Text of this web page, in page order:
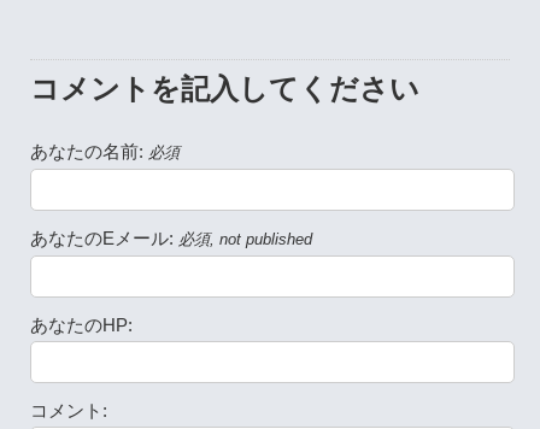
コメントを記入してください
あなたの名前: 必須
あなたのEメール: 必須, not published
あなたのHP:
コメント: